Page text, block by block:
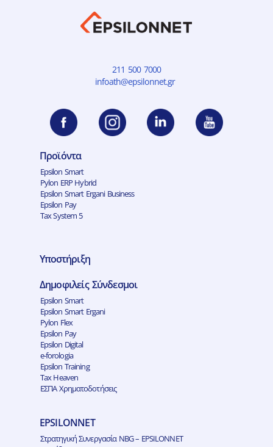
211 500 7000
infoath@epsilonnet.gr
Προϊόντα
Epsilon Smart
Pylon ERP Hybrid
Epsilon Smart Ergani Business
Epsilon Pay
Tax System 5
Υποστήριξη
Δημοφιλείς Σύνδεσμοι
Epsilon Smart
Epsilon Smart Ergani
Pylon Flex
Epsilon Pay
Epsilon Digital
e-forologia
Epsilon Training
Tax Heaven
ΕΣΠΑ Χρηματοδοτήσεις
EPSILONNET
Στρατηγική Συνεργασία NBG – EPSILONNET